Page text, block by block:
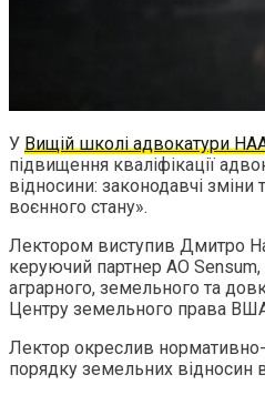
У Вищій школі адвокатури
підвищення кваліфікації
відносини: законодавчі
воєнного стану».
Лектором виступив Дмитро
керуючий партнер AO
аграрного, земельного та
Центру земельного права
Лектор окреслив
порядку земельних відносин